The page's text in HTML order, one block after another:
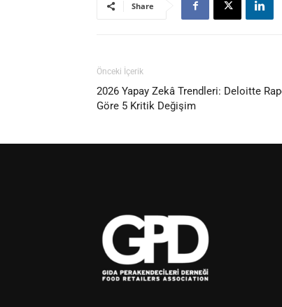
Share
Önceki İçerik
2026 Yapay Zekâ Trendleri: Deloitte
Göre 5 Kritik Değişim